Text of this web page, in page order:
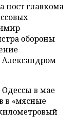
пост главкома
обороны
в мае
в «мясные